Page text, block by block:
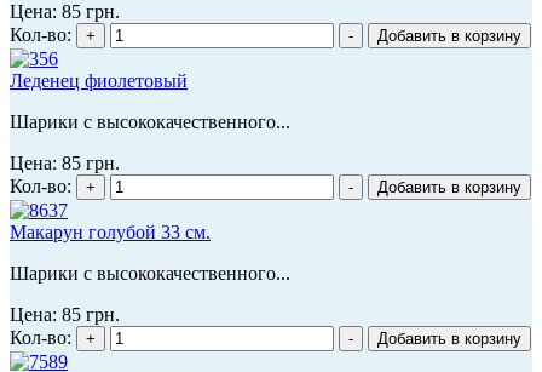
Цена: 85 грн.
Кол-во:
Леденец фиолетовый
Шарики с высококачественного...
Цена: 85 грн.
Кол-во:
Макарун голубой 33 см.
Шарики с высококачественного...
Цена: 85 грн.
Кол-во: